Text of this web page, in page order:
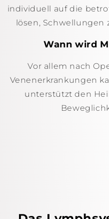
individuell auf die
lösen, Schwellungen
Wann wird
Vor allem nach
Venenerkrankungen
unterstützt den